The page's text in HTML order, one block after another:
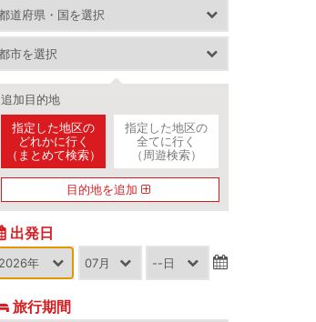
追加目的地
指定した地区の
どれかに行く
（まとめて検索）
指定した地区の
全てに行く
（周遊検索）
目的地を追加
出発日
旅行期間